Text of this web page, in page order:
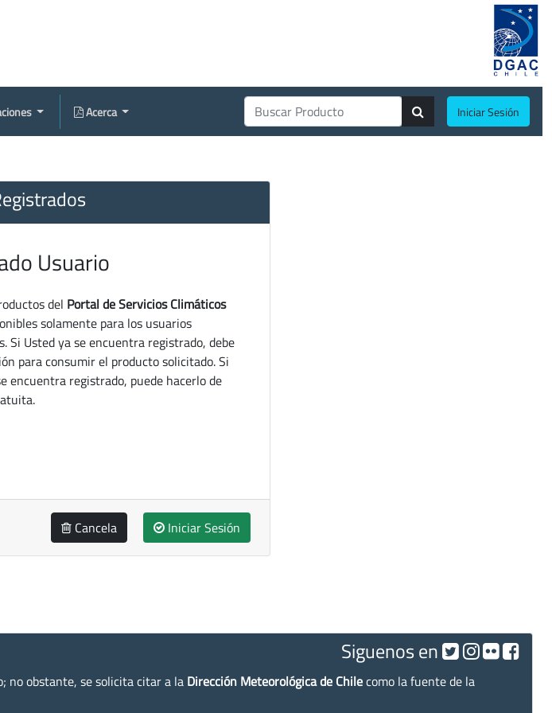
Acerca Iniciar Sesión
Usuario
del Portal de Servicios Climáticos
solamente para los usuarios
Si Usted ya se encuentra registrado, debe
para consumir el producto solicitado. Si
encuentra registrado, puede hacerlo de
Cancela Iniciar Sesión
Siguenos en
no obstante, se solicita citar a la Dirección Meteorológica de Chilecomo la fuente de la